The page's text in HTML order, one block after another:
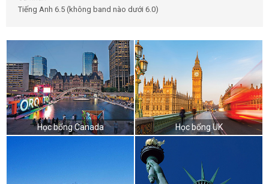
Tiếng Anh 6.5 (không band nào dưới 6.0)
Học bổng Canada Học bổng UK